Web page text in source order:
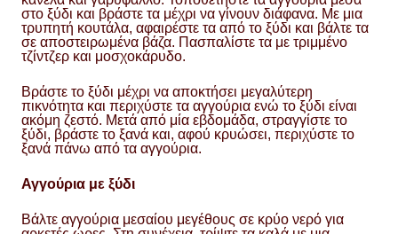
στο ξύδι και βράστε τα μέχρι να γίνουν διάφανα. Με μια
τρυπητή κουτάλα, αφαιρέστε τα από το ξύδι και βάλτε τα
σε αποστειρωμένα βάζα. Πασπαλίστε τα με τριμμένο
τζίντζερ και μοσχοκάρυδο.
Βράστε το ξύδι μέχρι να αποκτήσει μεγαλύτερη
πικνότητα και περιχύστε τα αγγούρια ενώ το ξύδι είναι
ακόμη ζεστό. Μετά από μία εβδομάδα, στραγγίστε το
ξύδι, βράστε το ξανά και, αφού κρυώσει, περιχύστε το
ξανά πάνω από τα αγγούρια.
Αγγούρια με ξύδι
Βάλτε αγγούρια μεσαίου μεγέθους σε κρύο νερό για